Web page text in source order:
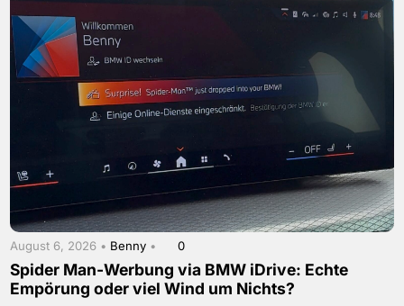
August 6, 2026 • Benny • 0
Spider Man-Werbung via BMW iDrive: Echte
Empörung oder viel Wind um Nichts?